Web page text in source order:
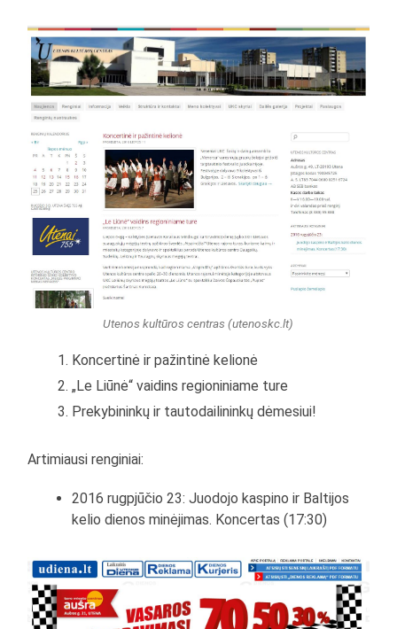
Utenos kultūros centras (utenoskc.lt)
Koncertinė ir pažintinė kelionė
„Le Liūnė“ vaidins regioniniame ture
Prekybininkų ir tautodailininkų dėmesiui!
Artimiausi renginiai:
2016 rugpjūčio 23: Juodojo kaspino ir Baltijos
kelio dienos minėjimas. Koncertas (17:30)